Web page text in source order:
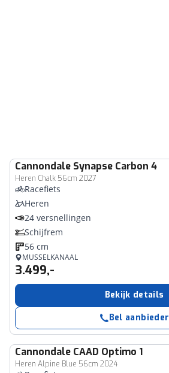
Cannondale Synapse Carbon 4
Heren Chalk 56cm 2027
Racefiets
Heren
24 versnellingen
Schijfrem
56 cm
MUSSELKANAAL
3.499,-
Bekijk details
Bel aanbieder
Cannondale CAAD Optimo 1
Heren Alpine Blue 56cm 2024